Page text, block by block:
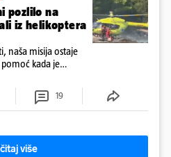
pozlilo na
iz helikoptera
naša misija ostaje
kada je
19
više